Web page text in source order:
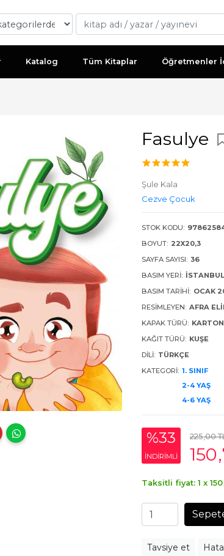
Katalog Tüm Kitaplar Öğretmenler
Fasulye
Şule Kala
Cezve Çocuk
STOK KODU:
BOYUT: 22X20,3
SAYFA SAYISI: 36
BASIM YERI: İSTANBUL
BASIM TARIHI: OCAK
RESIMLEYEN: AFRA
KAPAK TÜRÜ:
KAĞIT TÜRÜ: KUŞE
DILI: TÜRKÇE
KATEGORI: 1. SINIF
2-4 YAŞ
4-6 YAŞ
%33
INDIRIMLI
225,00
150
Taksitli fiyat: 1 x 150
Tavsiye et